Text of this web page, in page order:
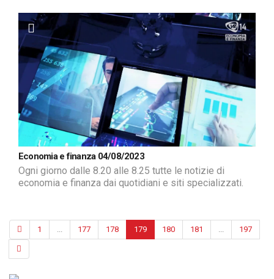
Economia e finanza 04/08/2023
Ogni giorno dalle 8.20 alle 8.25 tutte le notizie di
economia e finanza dai quotidiani e siti specializzati.
1 177 178 179 180 181 197